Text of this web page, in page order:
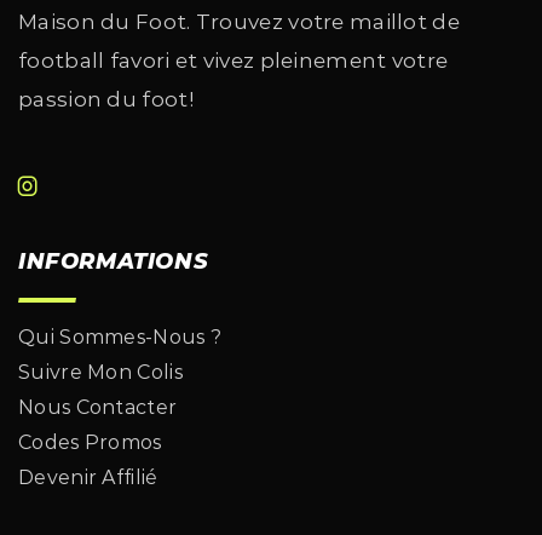
Maison du Foot. Trouvez votre maillot de
football favori et vivez pleinement votre
passion du foot!
INFORMATIONS
Qui Sommes-Nous ?
Suivre Mon Colis
Nous Contacter
Codes Promos
Devenir Affilié